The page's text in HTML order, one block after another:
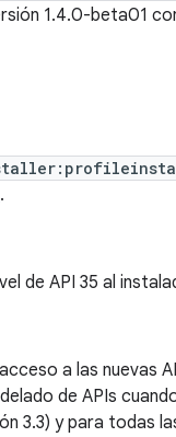
1.4.0-beta01
.
de API 35 al
a las nuevas
de APIs
3.3) y para todas